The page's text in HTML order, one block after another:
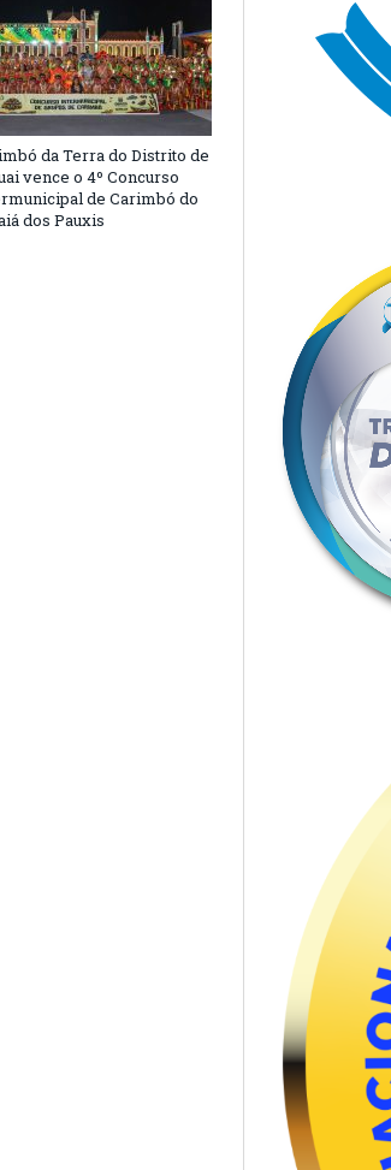
da Terra do Distrito de
vence o 4º Concurso
de Carimbó do
dos Pauxis